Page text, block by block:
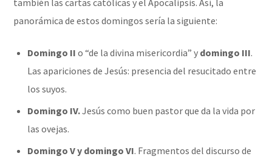
también las cartas católicas y el Apocalipsis. Así, la
panorámica de estos domingos sería la siguiente:
Domingo II o “de la divina misericordia” y domingo III.
Las apariciones de Jesús: presencia del resucitado entre
los suyos.
Domingo IV.Jesús como buen pastor que da la vida por
las ovejas.
Domingo V y domingo VI. Fragmentos del discurso de